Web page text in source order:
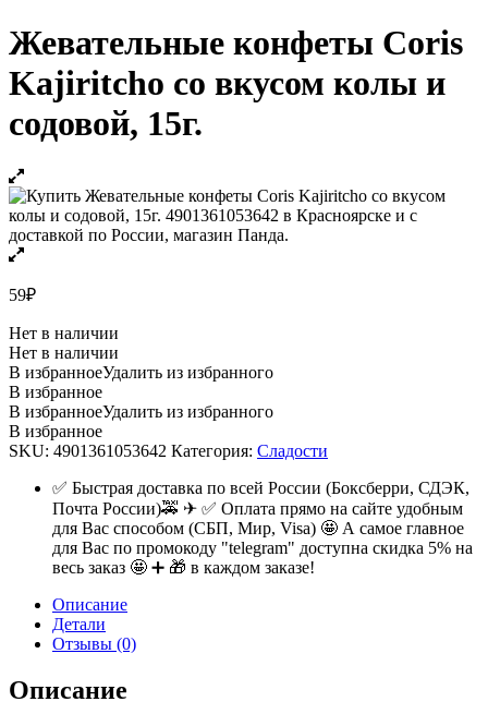
Жевательные конфеты Coris
Kajiritcho со вкусом колы и
содовой, 15г.
59₽
Нет в наличии
Нет в наличии
В избранноеУдалить из избранного
В избранное
В избранноеУдалить из избранного
В избранное
SKU: 4901361053642 Категория: Сладости
✅ Быстрая доставка по всей России (Боксберри, СДЭК,
Почта России)🚕 ✈ ✅ Оплата прямо на сайте удобным
для Вас способом (СБП, Мир, Visa) 🤩 А самое главное
для Вас по промокоду "telegram" доступна скидка 5% на
весь заказ 🤩 ➕ 🎁 в каждом заказе!
Описание
Детали
Отзывы (0)
Описание